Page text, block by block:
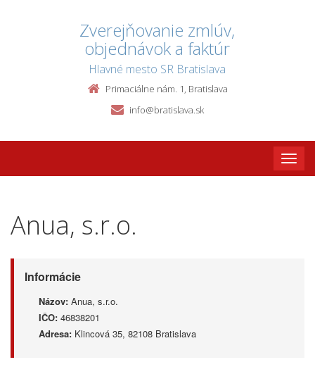
Zverejňovanie zmlúv,
objednávok a faktúr
Hlavné mesto SR Bratislava
Primaciálne nám. 1, Bratislava
info@bratislava.sk
Toggle
Anua, s.r.o.
Informácie
Názov: Anua, s.r.o.
IČO: 46838201
Adresa: Klincová 35, 82108 Bratislava